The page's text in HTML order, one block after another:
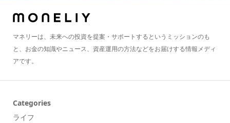
マネリーは、未来への投資を提案・サポートするというミッションのも
と、お金の知識やニュース、資産運用の方法などをお届けする情報メディ
アです。
Categories
ライフ